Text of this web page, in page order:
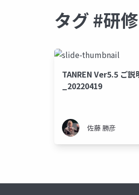
タグ #研
TANREN Ver5.5 ご説
_20220419
佐藤 勝彦